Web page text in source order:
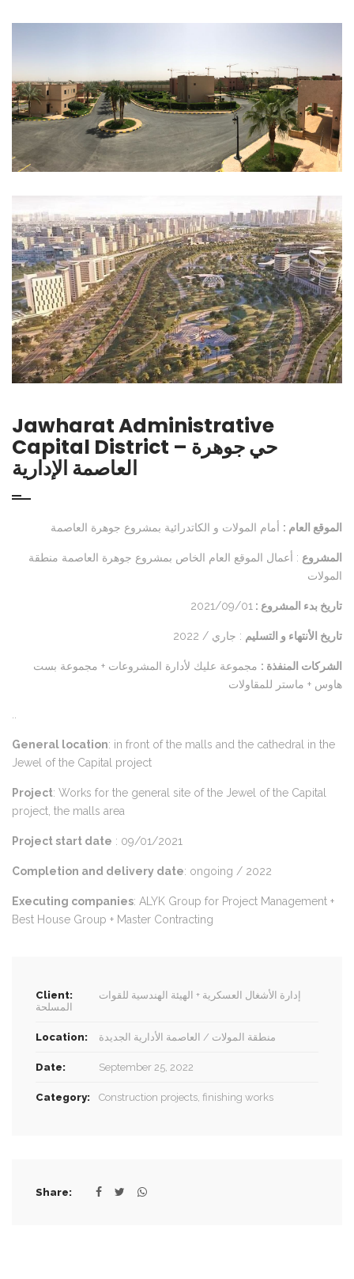
Jawharat Administrative
Capital District – حي جوهرة
العاصمة الإدارية
الموقع العام : أمام المولات و الكاتدرائية بمشروع جوهرة العاصمة
المشروع : أعمال الموقع العام الخاص بمشروع جوهرة العاصمة منطقة
المولات
تاريخ بدء المشروع : 2021/09/01
تاريخ الأنتهاء و التسليم : جاري / 2022
الشركات المنفذة : مجموعة عليك لأدارة المشروعات + مجموعة بست
هاوس + ماستر للمقاولات
..
General location: in front of the malls and the cathedral in the
Jewel of the Capital project
Project: Works for the general site of the Jewel of the Capital
project, the malls area
Project start date : 09/01/2021
Completion and delivery date: ongoing / 2022
Executing companies: ALYK Group for Project Management +
Best House Group + Master Contracting
Client:
إدارة الأشغال العسكرية + الهيئة الهندسية للقوات
المسلحة
Location: منطقة المولات / العاصمة الأدارية الجديدة
Date: September 25, 2022
Category: Construction projects, finishing works
Share: